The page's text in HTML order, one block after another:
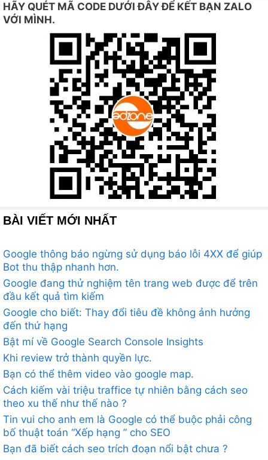
HÃY QUÉT MÃ CODE DƯỚI ĐÂY ĐỂ KẾT BẠN ZALO
VỚI MÌNH.
BÀI VIẾT MỚI NHẤT
Google thông báo ngừng sử dụng báo lỗi 4XX để giúp
Bot thu thập nhanh hơn.
Google đang thử nghiệm tên trang web được để trên
đầu kết quả tìm kiếm
Google cho biết: Thay đổi tiêu đề không ảnh hưởng
đến thứ hạng
Bật mí về Google Search Console Insights
Khi review trở thành quyền lực.
Bạn có thể thêm video vào google map.
Cách kiếm vài triệu traffice tự nhiên bằng cách seo
theo xu thế như thế nào ?
Tin vui cho anh em là Google có thể buộc phải công
bố thuật toán “Xếp hạng ” cho SEO
Bạn đã biết cách seo trích đoạn nổi bật chưa ?